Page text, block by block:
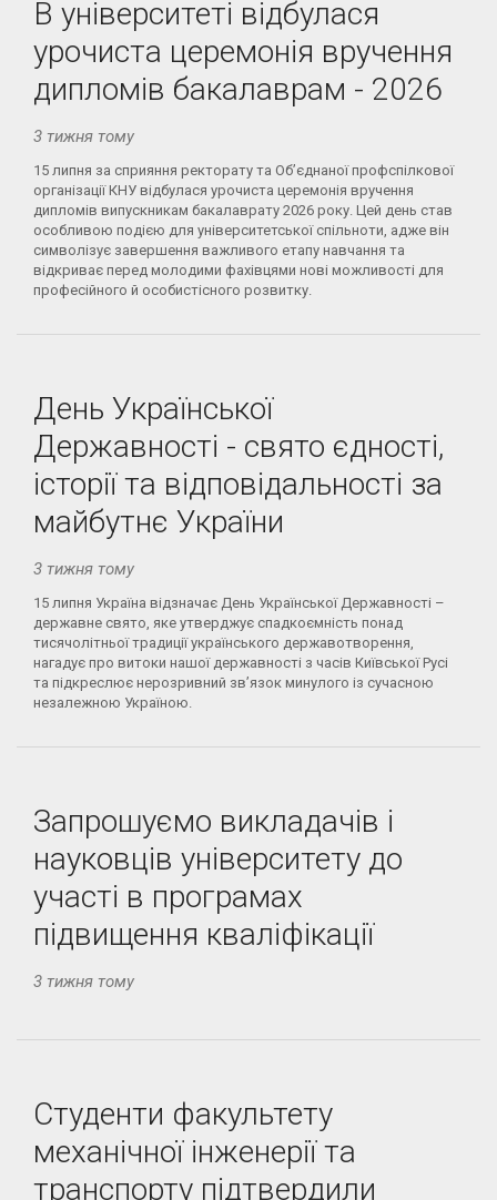
В університеті відбулася
урочиста церемонія вручення
дипломів бакалаврам - 2026
3 тижня тому
15 липня за сприяння ректорату та Об’єднаної профспілкової
організації КНУ відбулася урочиста церемонія вручення
дипломів випускникам бакалаврату 2026 року. Цей день став
особливою подією для університетської спільноти, адже він
символізує завершення важливого етапу навчання та
відкриває перед молодими фахівцями нові можливості для
професійного й особистісного розвитку.
День Української
Державності - свято єдності,
історії та відповідальності за
майбутнє України
3 тижня тому
15 липня Україна відзначає День Української Державності –
державне свято, яке утверджує спадкоємність понад
тисячолітньої традиції українського державотворення,
нагадує про витоки нашої державності з часів Київської Русі
та підкреслює нерозривний зв’язок минулого із сучасною
незалежною Україною.
Запрошуємо викладачів і
науковців університету до
участі в програмах
підвищення кваліфікації
3 тижня тому
Студенти факультету
механічної інженерії та
транспорту підтвердили